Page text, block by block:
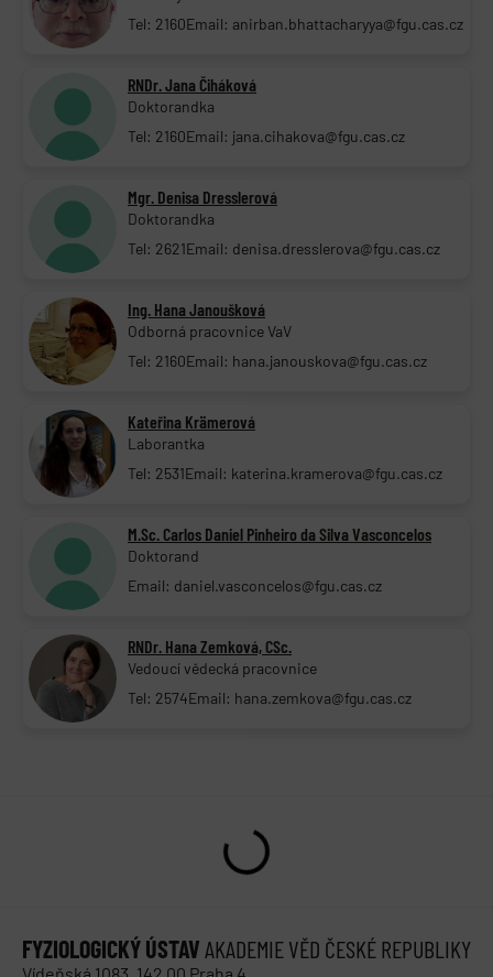
Tel: 2160Email: anirban.bhattacharyya@fgu.cas.cz
RNDr. Jana Čiháková
Doktorandka
Tel: 2160Email: jana.cihakova@fgu.cas.cz
Mgr. Denisa Dresslerová
Doktorandka
Tel: 2621Email: denisa.dresslerova@fgu.cas.cz
Ing. Hana Janoušková
Odborná pracovnice VaV
Tel: 2160Email: hana.janouskova@fgu.cas.cz
Kateřina Krämerová
Laborantka
Tel: 2531Email: katerina.kramerova@fgu.cas.cz
M.Sc. Carlos Daniel Pinheiro da Silva Vasconcelos
Doktorand
Email: daniel.vasconcelos@fgu.cas.cz
RNDr. Hana Zemková, CSc.
Vedoucí vědecká pracovnice
Tel: 2574Email: hana.zemkova@fgu.cas.cz
FYZIOLOGICKÝ ÚSTAV AKADEMIE VĚD ČESKÉ REPUBLIKY
Vídeňská 1083, 142 00 Praha 4